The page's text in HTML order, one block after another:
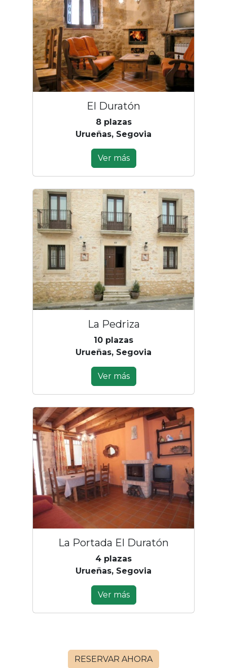
El Duratón
8 plazas
Urueñas, Segovia
Ver más
La Pedriza
10 plazas
Urueñas, Segovia
Ver más
La Portada El Duratón
4 plazas
Urueñas, Segovia
Ver más
RESERVAR AHORA